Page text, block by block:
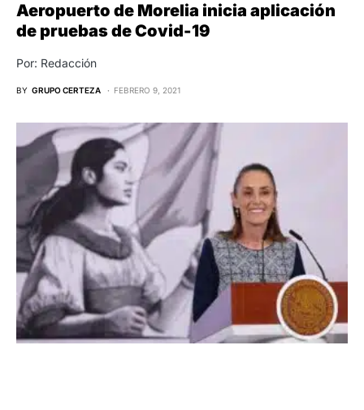
Aeropuerto de Morelia inicia aplicación
de pruebas de Covid-19
Por: Redacción
BY GRUPO CERTEZA FEBRERO 9, 2021